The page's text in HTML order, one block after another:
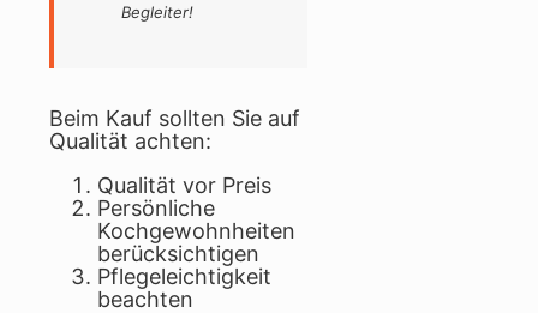
Begleiter!
Beim Kauf sollten Sie auf
Qualität achten:
Qualität vor Preis
Persönliche
Kochgewohnheiten
berücksichtigen
Pflegeleichtigkeit
beachten